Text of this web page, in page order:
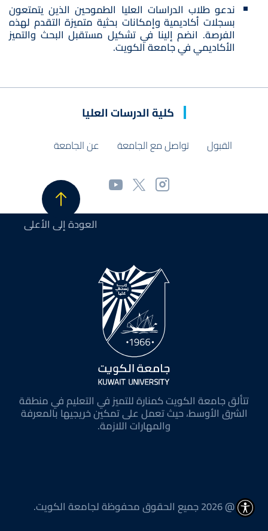
ندعو طلاب الدراسات العليا الطموحين الذين يتمتعون
بسجلات أكاديمية وإمكانات بحثية متميزة التقدم لهذه
الفرصة. انضم إلينا في تشكيل مستقبل البحث والتميز
الأكاديمي في جامعة الكويت.
كلية الدرسات العليا
القبول تواصل مع الجامعة عن الجامعة
العودة إلى الأعلى
تتألق جامعة الكويت كمنارة للتميز في التعليم في منطقة
الشرق الأوسط، حيث تعمل على تمكين خريجيها بالمعرفة
والمهارات اللازمة.
@ 2026 جميع الحقوق محفوظة لجامعة الكويت.